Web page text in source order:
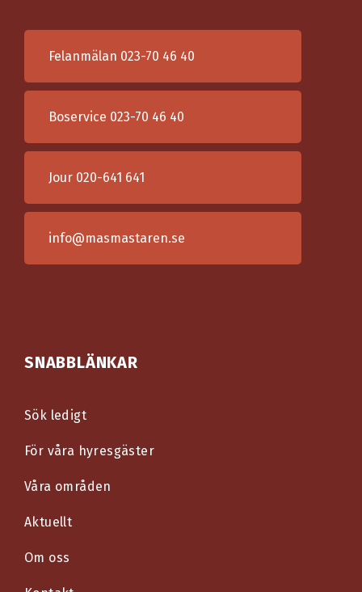
Felanmälan 023-70 46 40
Boservice 023-70 46 40
Jour 020-641 641
info@masmastaren.se
SNABBLÄNKAR
Sök ledigt
För våra hyresgäster
Våra områden
Aktuellt
Om oss